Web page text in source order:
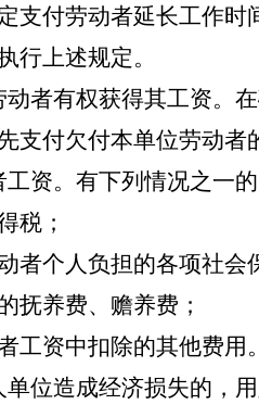
付劳动者延长工作时
行上述规定。
者有权获得其工资。
支付欠付本单位劳动者
资。有下列情况之一
税；
者个人负担的各项社会
抚养费、赡养费；
工资中扣除的其他费用。
位造成经济损失的，